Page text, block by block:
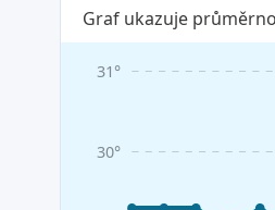
Graf ukazuje
30°
31°